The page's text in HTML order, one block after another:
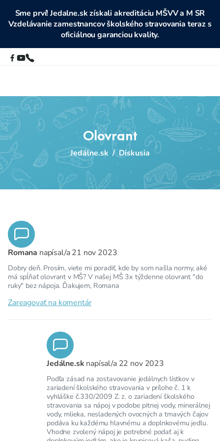
Sme prví! Jedalne.sk získali akreditáciu MŠVV a M SR
Vzdelávanie zamestnancov školského stravovania teraz s
oficiálnou garanciou kvality.
Olovrant
Jedálne.sk / Diskusia
Romana napísal/a21 nov 2023
Dobry deň. Prosím, viete mi poradiť, kde by som našla normy, aké
má spĺňať olovrant v MŠ? V našej MŠ 3x týždenne olovrant "do
ruky" bez nápoja. Ďakujem, Romana
Zareagovať na komentár
Jedálne.sk napísal/a 22 nov 2023
Podľa zásad na zostavovanie jedálnych lístkov v
zariadení školského stravovania v prílohe č. 1 k
vyhláške č.330/2009 Z. z. o zariadení školského
stravovania sa nápoj v podobe pitnej vody, minerálnej
vody, mlieka, nesladených ovocných a tmavých čajov
podáva ku každému hlavnému a doplnkovému jedlu.
Vhodne zvolený nápoj je potrebné podať aj k